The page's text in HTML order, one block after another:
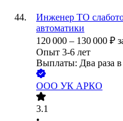
Инженер ТО
автоматики
120 000 – 130 000 ₽
Опыт 3-6 лет
Выплаты: Два раза в
ООО УК АРКО
3.1